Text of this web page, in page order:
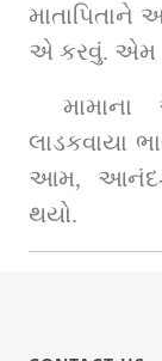
માતાપિતાને
એ કરવું. એમ
લાડકવાયા
આમ, આનંદ-
થયો.